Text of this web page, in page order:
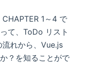
1～4 で
て、ToDo リスト
れから、Vue.js
？を知ることがで